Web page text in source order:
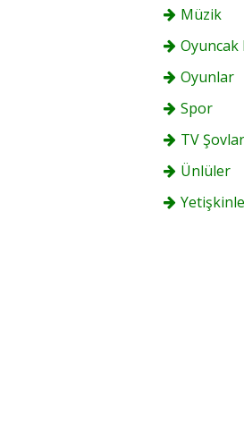
Müzik
Oyuncak
Oyunlar
Spor
TV
Ünlüler